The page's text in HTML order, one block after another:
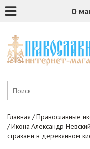
О
Главная
Православные
Икона Александр
стразами в деревянном